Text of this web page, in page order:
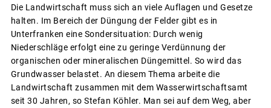
Die Landwirtschaft muss sich an viele Auflagen und Gesetze
halten. Im Bereich der Düngung der Felder gibt es in
Unterfranken eine Sondersituation: Durch wenig
Niederschläge erfolgt eine zu geringe Verdünnung der
organischen oder mineralischen Düngemittel. So wird das
Grundwasser belastet. An diesem Thema arbeite die
Landwirtschaft zusammen mit dem Wasserwirtschaftsamt
seit 30 Jahren, so Stefan Köhler. Man sei auf dem Weg, aber